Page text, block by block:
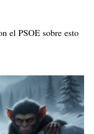
el PSOE sobre esto